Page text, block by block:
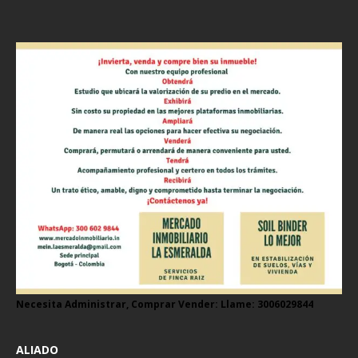
Necesita Administrar, Comprar Vender: Llame: 3006029844
ALIADO